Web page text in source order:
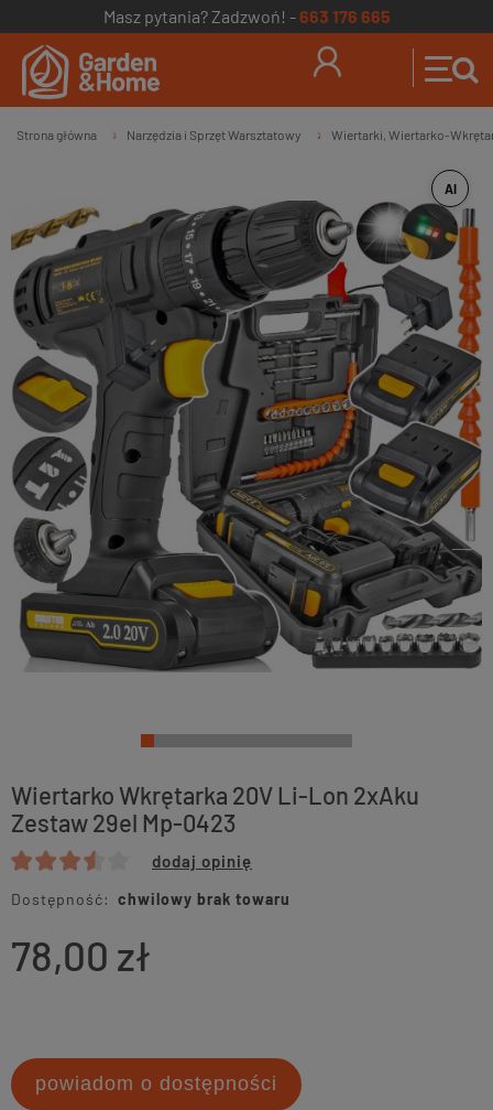
Masz pytania? Zadzwoń! -663 176 665
Strona główna » Narzędzia i Sprzęt Warsztatowy » Wiertarki, Wiertarko-
AI
Wiertarko Wkrętarka 20V Li-Lon 2xAku
Zestaw 29el Mp-0423
dodaj opinię
Dostępność: chwilowy brak towaru
78,00 zł
powiadom o dostępności